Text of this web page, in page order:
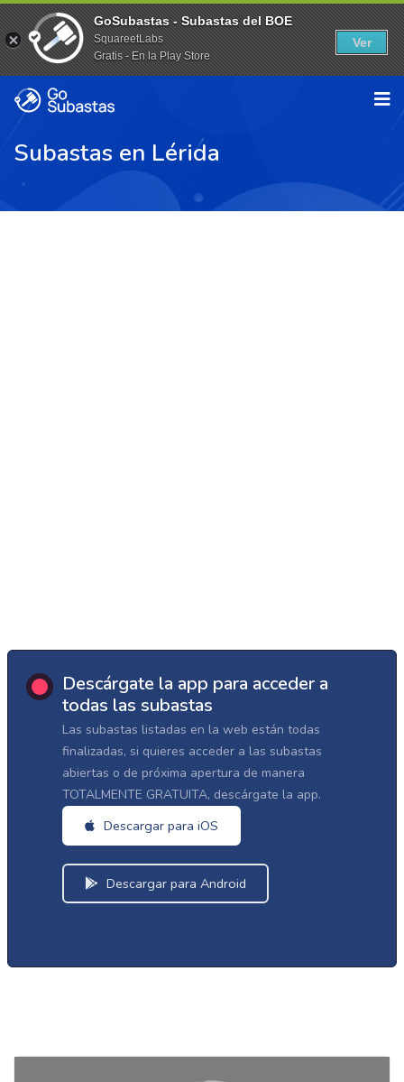
Subastas en Lérida
Descárgate la app para acceder a
todas las subastas
Las subastas listadas en la web están todas
finalizadas, si quieres acceder a las subastas
abiertas o de próxima apertura de manera
TOTALMENTE GRATUITA, descárgate la app.
Descargar para iOS
Descargar para Android
GoSubastas - Subastas del BOE
SquareetLabs
Gratis - En la Play Store
Ver